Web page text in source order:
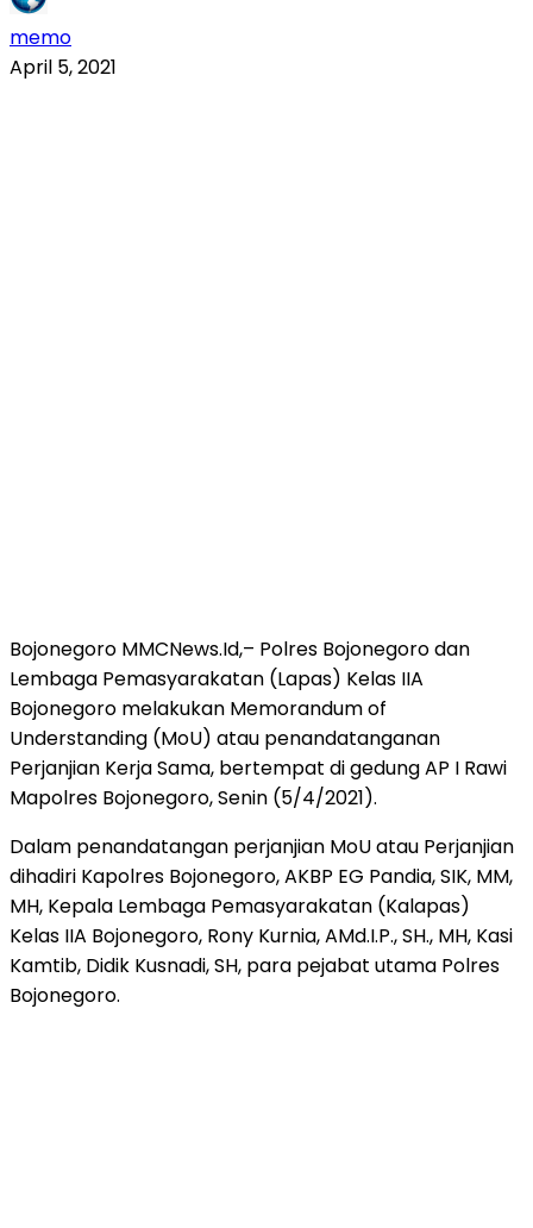
memo
April 5, 2021
Bojonegoro MMCNews.Id,– Polres Bojonegoro dan
Lembaga Pemasyarakatan (Lapas) Kelas IIA
Bojonegoro melakukan Memorandum of
Understanding (MoU) atau penandatanganan
Perjanjian Kerja Sama, bertempat di gedung AP I Rawi
Mapolres Bojonegoro, Senin (5/4/2021).
Dalam penandatangan perjanjian MoU atau Perjanjian
dihadiri Kapolres Bojonegoro, AKBP EG Pandia, SIK, MM,
MH, Kepala Lembaga Pemasyarakatan (Kalapas)
Kelas IIA Bojonegoro, Rony Kurnia, AMd.I.P., SH., MH, Kasi
Kamtib, Didik Kusnadi, SH, para pejabat utama Polres
Bojonegoro.